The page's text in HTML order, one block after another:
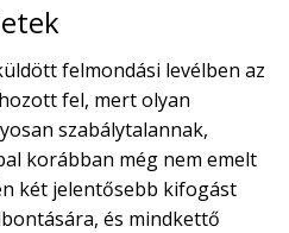
felmondási levélben az
fel, mert olyan
szabálytalannak,
korábban még nem emelt
két jelentősebb kifogást
és mindkettő